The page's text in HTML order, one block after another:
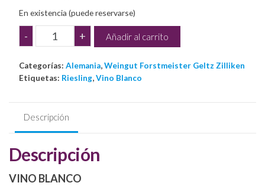
En existencia (puede reservarse)
-
Bockstein
Riesling
2022
+ Añadir al carrito
Categorías: Alemania,Weingut Forstmeister Geltz Zilliken
Etiquetas: Riesling,Vino Blanco
Descripción
Descripción
VINO BLANCO